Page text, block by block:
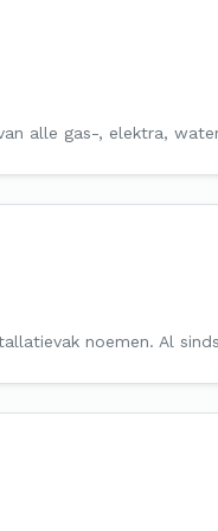
alle gas-, elektra,
noemen. Al